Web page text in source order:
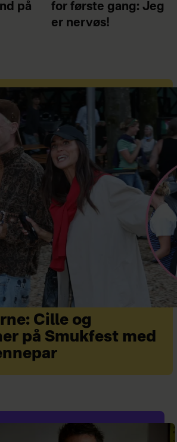
på
for første gang: Jeg
er nervøs!
Cille og
på Smukfest med